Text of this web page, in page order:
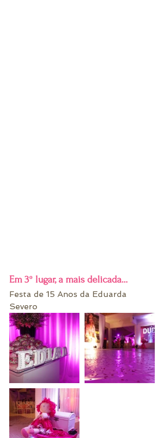
Em 3º lugar, a mais delicada...
Festa de 15 Anos da Eduarda
Severo